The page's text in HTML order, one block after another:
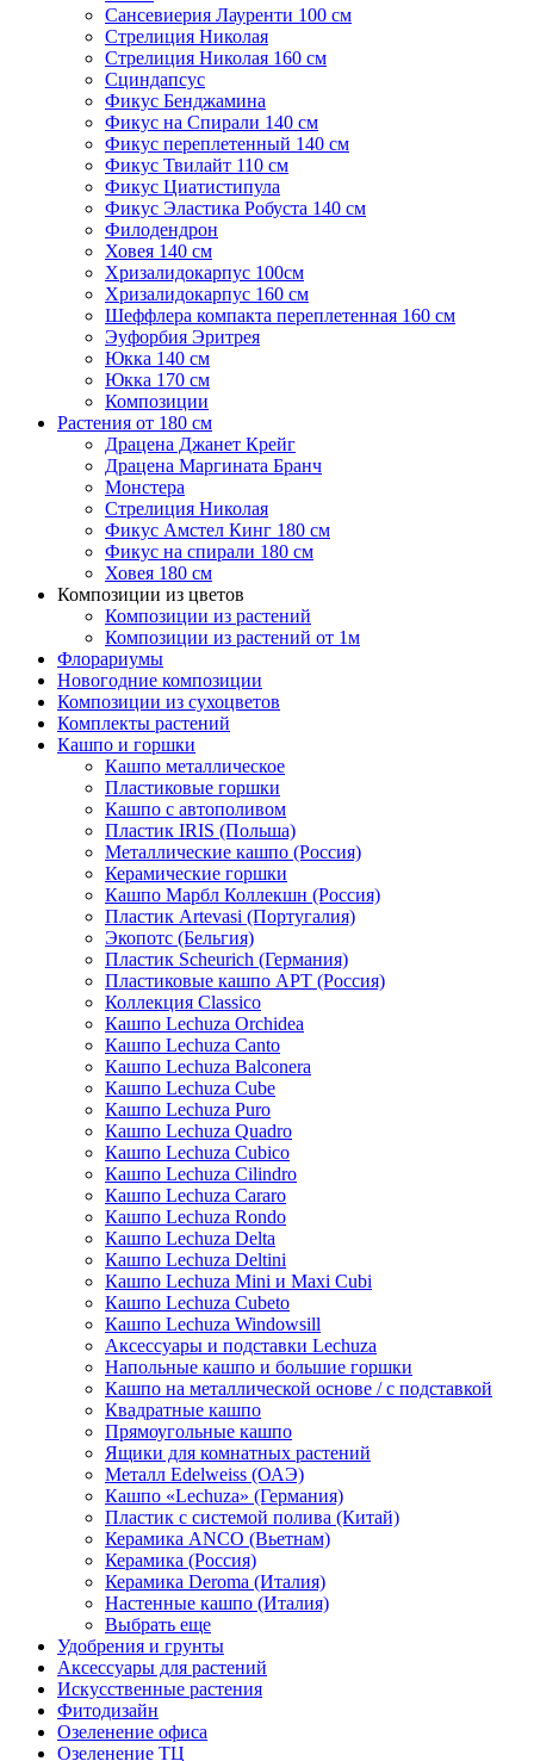
Сансевиерия Лауренти 100 см
Стрелиция Николая
Стрелиция Николая 160 см
Сциндапсус
Фикус Бенджамина
Фикус на Спирали 140 см
Фикус переплетенный 140 см
Фикус Твилайт 110 см
Фикус Циатистипула
Фикус Эластика Робуста 140 см
Филодендрон
Ховея 140 см
Хризалидокарпус 100см
Хризалидокарпус 160 см
Шеффлера компакта переплетенная 160 см
Эуфорбия Эритрея
Юкка 140 см
Юкка 170 см
Композиции
Растения от 180 см
Драцена Джанет Крейг
Драцена Маргината Бранч
Монстера
Стрелиция Николая
Фикус Амстел Кинг 180 см
Фикус на спирали 180 см
Ховея 180 см
Композиции из цветов
Композиции из растений
Композиции из растений от 1м
Флорариумы
Новогодние композиции
Композиции из сухоцветов
Комплекты растений
Кашпо и горшки
Кашпо металлическое
Пластиковые горшки
Кашпо с автополивом
Пластик IRIS (Польша)
Металлические кашпо (Россия)
Керамические горшки
Кашпо Марбл Коллекшн (Россия)
Пластик Artevasi (Португалия)
Экопотс (Бельгия)
Пластик Scheurich (Германия)
Пластиковые кашпо АРТ (Россия)
Коллекция Classico
Кашпо Lechuza Orchidea
Кашпо Lechuza Canto
Кашпо Lechuza Balconera
Кашпо Lechuza Cube
Кашпо Lechuza Puro
Кашпо Lechuza Quadro
Кашпо Lechuza Cubico
Кашпо Lechuza Cilindro
Кашпо Lechuza Cararo
Кашпо Lechuza Rondo
Кашпо Lechuza Delta
Кашпо Lechuza Deltini
Кашпо Lechuza Mini и Maxi Cubi
Кашпо Lechuza Cubeto
Кашпо Lechuza Windowsill
Аксессуары и подставки Lechuza
Напольные кашпо и большие горшки
Кашпо на металлической основе / с подставкой
Квадратные кашпо
Прямоугольные кашпо
Ящики для комнатных растений
Металл Edelweiss (ОАЭ)
Кашпо «Lechuza» (Германия)
Пластик с системой полива (Китай)
Керамика ANCO (Вьетнам)
Керамика (Россия)
Керамика Deroma (Италия)
Настенные кашпо (Италия)
Выбрать еще
Удобрения и грунты
Аксессуары для растений
Искусственные растения
Фитодизайн
Озеленение офиса
Озеленение ТЦ